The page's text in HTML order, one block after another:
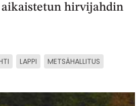
hirvijahdin
LAPPI METSÄHALLITUS